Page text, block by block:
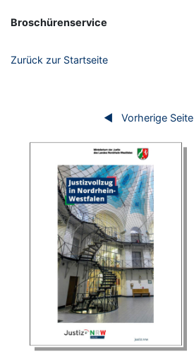
Broschürenservice
Zurück zur Startseite
Vorherige Seite